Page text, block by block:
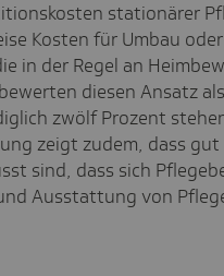
stationärer
Kosten für Umbau oder
in der Regel an
diesen Ansatz
zwölf Prozent
zeigt zudem, dass
sind, dass sich
Ausstattung von